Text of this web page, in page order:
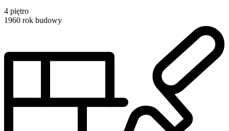
4 piętro
1960 rok budowy